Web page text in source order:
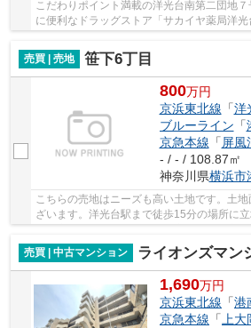
こだわりポイント満載の洋光台南第二団地
に便利なドラッグストア「サカイヤ薬局洋
売買 | 売地
笹下6丁目
800万円
京浜東北線 「洋
ブルーライン 「
京急本線 「屏風
- / - / 108.87㎡
神奈川県横浜市
こちらの売地はニーズも高い土地です。土
ざいます。洋光台駅まで徒歩15分の場所に
売買 | 中古マンション
ライオンズマン
1,690万円
京浜東北線 「港
京急本線 「 上大